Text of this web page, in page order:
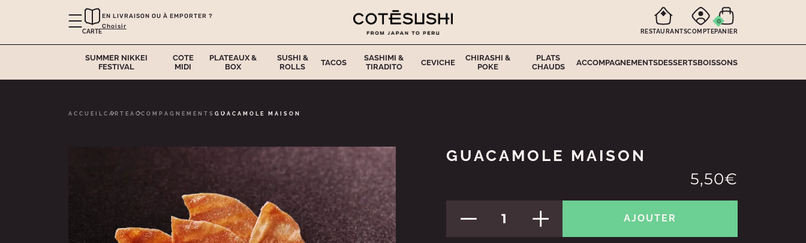
CARTE
EN LIVRAISON OU À EMPORTER ?
Choisir
RESTAURANTSCOMPTEPANIER
0
SUMMER NIKKEI
FESTIVAL
COTE
MIDI
PLATEAUX &
BOX
SUSHI &
ROLLS
TACOS
SASHIMI &
TIRADITO
CEVICHE
CHIRASHI &
POKE
PLATS
CHAUDS
ACCOMPAGNEMENTSDESSERTSBOISSONS
ACCUEIL CARTE ACCOMPAGNEMENTS GUACAMOLE MAISON
GUACAMOLE MAISON
5,50€
1 AJOUTER